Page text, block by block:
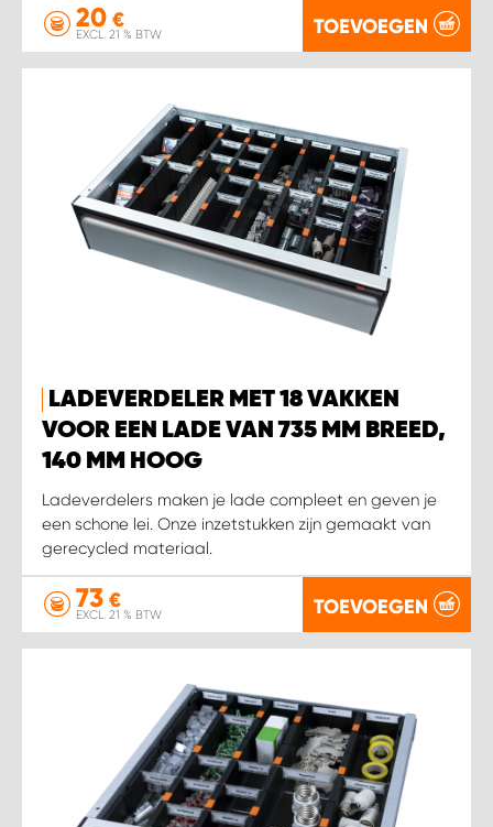
20 €
EXCL. 21 % BTW TOEVOEGEN
LADEVERDELER MET 18 VAKKEN
VOOR EEN LADE VAN 735 MM BREED,
140 MM HOOG
Ladeverdelers maken je lade compleet en geven je
een schone lei. Onze inzetstukken zijn gemaakt van
gerecycled materiaal.
73 €
EXCL. 21 % BTW TOEVOEGEN